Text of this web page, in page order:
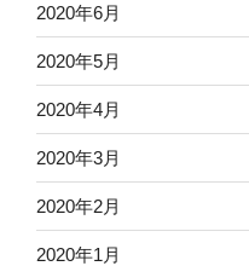
2020年6月
2020年5月
2020年4月
2020年3月
2020年2月
2020年1月